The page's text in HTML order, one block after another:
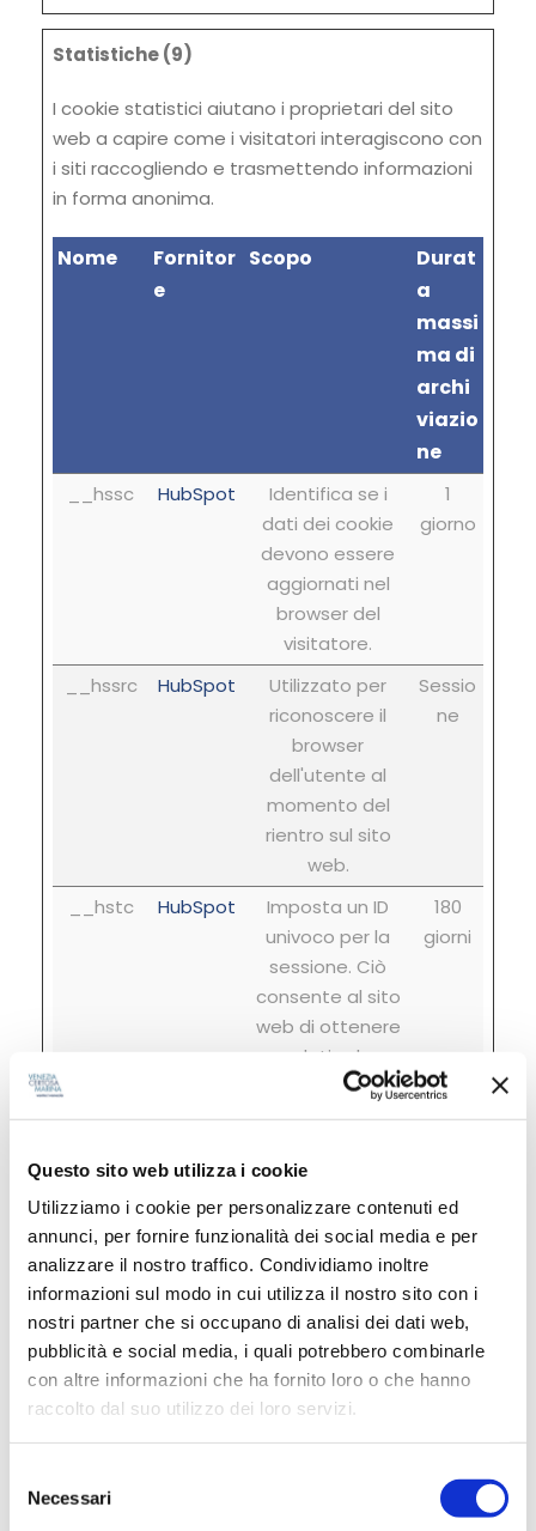
Questo sito web utilizza i cookie
Utilizziamo i cookie per personalizzare contenuti ed
annunci, per fornire funzionalità dei social media e per
analizzare il nostro traffico. Condividiamo inoltre
informazioni sul modo in cui utilizza il nostro sito con i
nostri partner che si occupano di analisi dei dati web,
pubblicità e social media, i quali potrebbero combinarle
con altre informazioni che ha fornito loro o che hanno
raccolto dal suo utilizzo dei loro servizi.
Necessari
Statistiche (9)
I cookie statistici aiutano i proprietari del sito
web a capire come i visitatori interagiscono con
i siti raccogliendo e trasmettendo informazioni
in forma anonima.
Nome
Fornitor
e
Scopo
Durat
a
massi
ma di
archi
viazio
ne
__hssc HubSpot
Identifica se i
dati dei cookie
devono essere
aggiornati nel
browser del
visitatore.
1
giorno
__hssrc HubSpot
Utilizzato per
riconoscere il
browser
dell'utente al
momento del
rientro sul sito
web.
Sessio
ne
__hstc HubSpot
Imposta un ID
univoco per la
sessione. Ciò
consente al sito
web di ottenere
dati sul
comportamento
dei visitatori a fini
180
giorni
univoco utilizzato
per generare dati
statistici su
come il visitatore
utilizza il sito
internet.
_ga_# Google
Utilizzato da
Google Analytics